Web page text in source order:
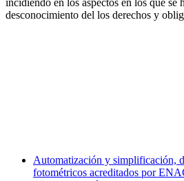
incidiendo en los aspectos en los que se
desconocimiento del los derechos y
WhatsApp
Automatización y simplificación,
fotométricos acreditados por